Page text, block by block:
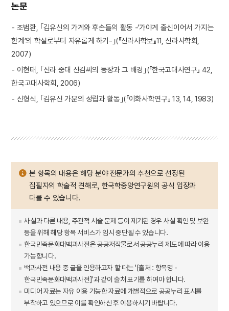
논문
- 조범환, ｢김유신의 가계와 후손들의 활동 -‘가야계 출신이어서 가지는
한계’의 학설로부터 자유롭게 하기-｣(『신라사학보』11, 신라사학회,
2007)
- 이현태, ｢신라 중대 신김씨의 등장과 그 배경｣(『한국고대사연구』 42,
한국고대사학회, 2006)
- 신형식, ｢김유신 가문의 성립과 활동｣(『이화사학연구』 13, 14, 1983)
본 항목의 내용은 해당 분야 전문가의 추천으로 선정된
집필자의 학술적 견해로, 한국학중앙연구원의 공식 입장과
다를 수 있습니다.
사실과 다른 내용, 주관적 서술 문제 등이 제기된 경우 사실 확인 및 보완
등을 위해 해당 항목 서비스가 임시 중단될 수 있습니다.
한국민족문화대백과사전은 공공저작물로서 공공누리 제도에 따라 이용
가능합니다.
백과사전 내용 중 글을 인용하고자 할 때는 '[출처 : 항목명 -
한국민족문화대백과사전]'과 같이 출처 표기를 하여야 합니다.
미디어 자료는 자유 이용 가능한 자료에 개별적으로 공공누리 표시를
부착하고 있으므로 이를 확인하신 후 이용하시기 바랍니다.